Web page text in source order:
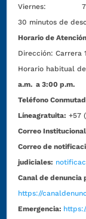
Viernes: 7:00
30 minutos de
Horario de
Dirección:Carrera
Horario habitual
a.m. a 3:00 p.m.
Teléfono
Líneagratuita: +57
Correo
Correo de
judiciales:
Canal de denuncia
https://
Emergencia: